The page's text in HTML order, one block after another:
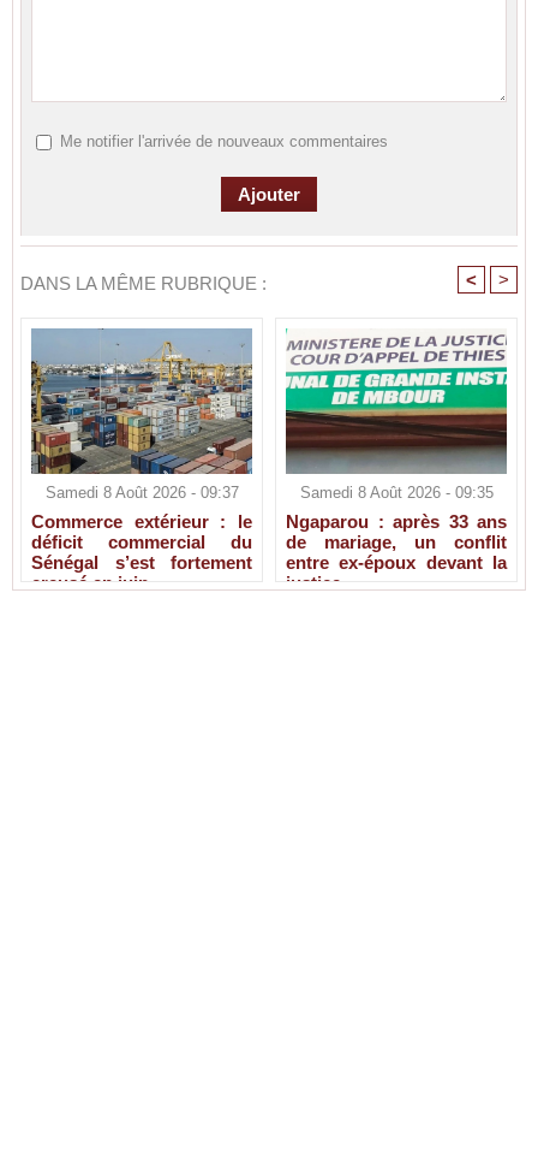
Me notifier l'arrivée de nouveaux commentaires
DANS LA MÊME RUBRIQUE : < >
Samedi 8 Août 2026 - 09:37
Commerce extérieur : le
déficit commercial du
Sénégal s’est fortement
creusé en juin
Samedi 8 Août 2026 - 09:35
Ngaparou : après 33 ans
de mariage, un conflit
entre ex-époux devant la
justice